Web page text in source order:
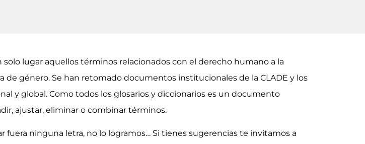
solo lugar aquellos términos relacionados con el derecho humano a la
de género. Se han retomado documentos institucionales de la CLADE y los
y global. Como todos los glosarios y diccionarios es un documento
ajustar, eliminar o combinar términos.
fuera ninguna letra, no lo logramos… Si tienes sugerencias te invitamos a